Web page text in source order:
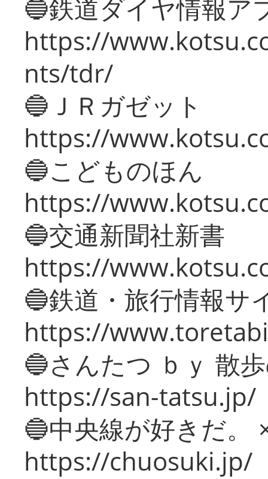
🔵鉄道ダイヤ情報ア
https://
nts/tdr/
🔵ＪＲガゼット
https://
🔵こどものほん
https://
🔵交通新聞社新書
https://
🔵鉄道・旅行情報サ
https://
🔵さんたつ ｂｙ 散
https://san-tatsu.jp/
🔵中央線が好きだ。
https://chuosuki.jp/